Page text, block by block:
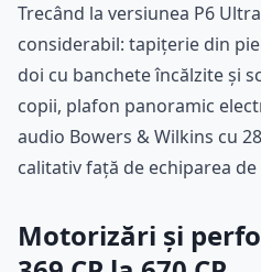
Trecând la versiunea P6
considerabil: tapițerie din
doi cu banchete încălzite și
copii, plafon panoramic
audio Bowers & Wilkins cu
calitativ față de echiparea de
Motorizări și